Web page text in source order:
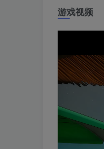
游戏视频